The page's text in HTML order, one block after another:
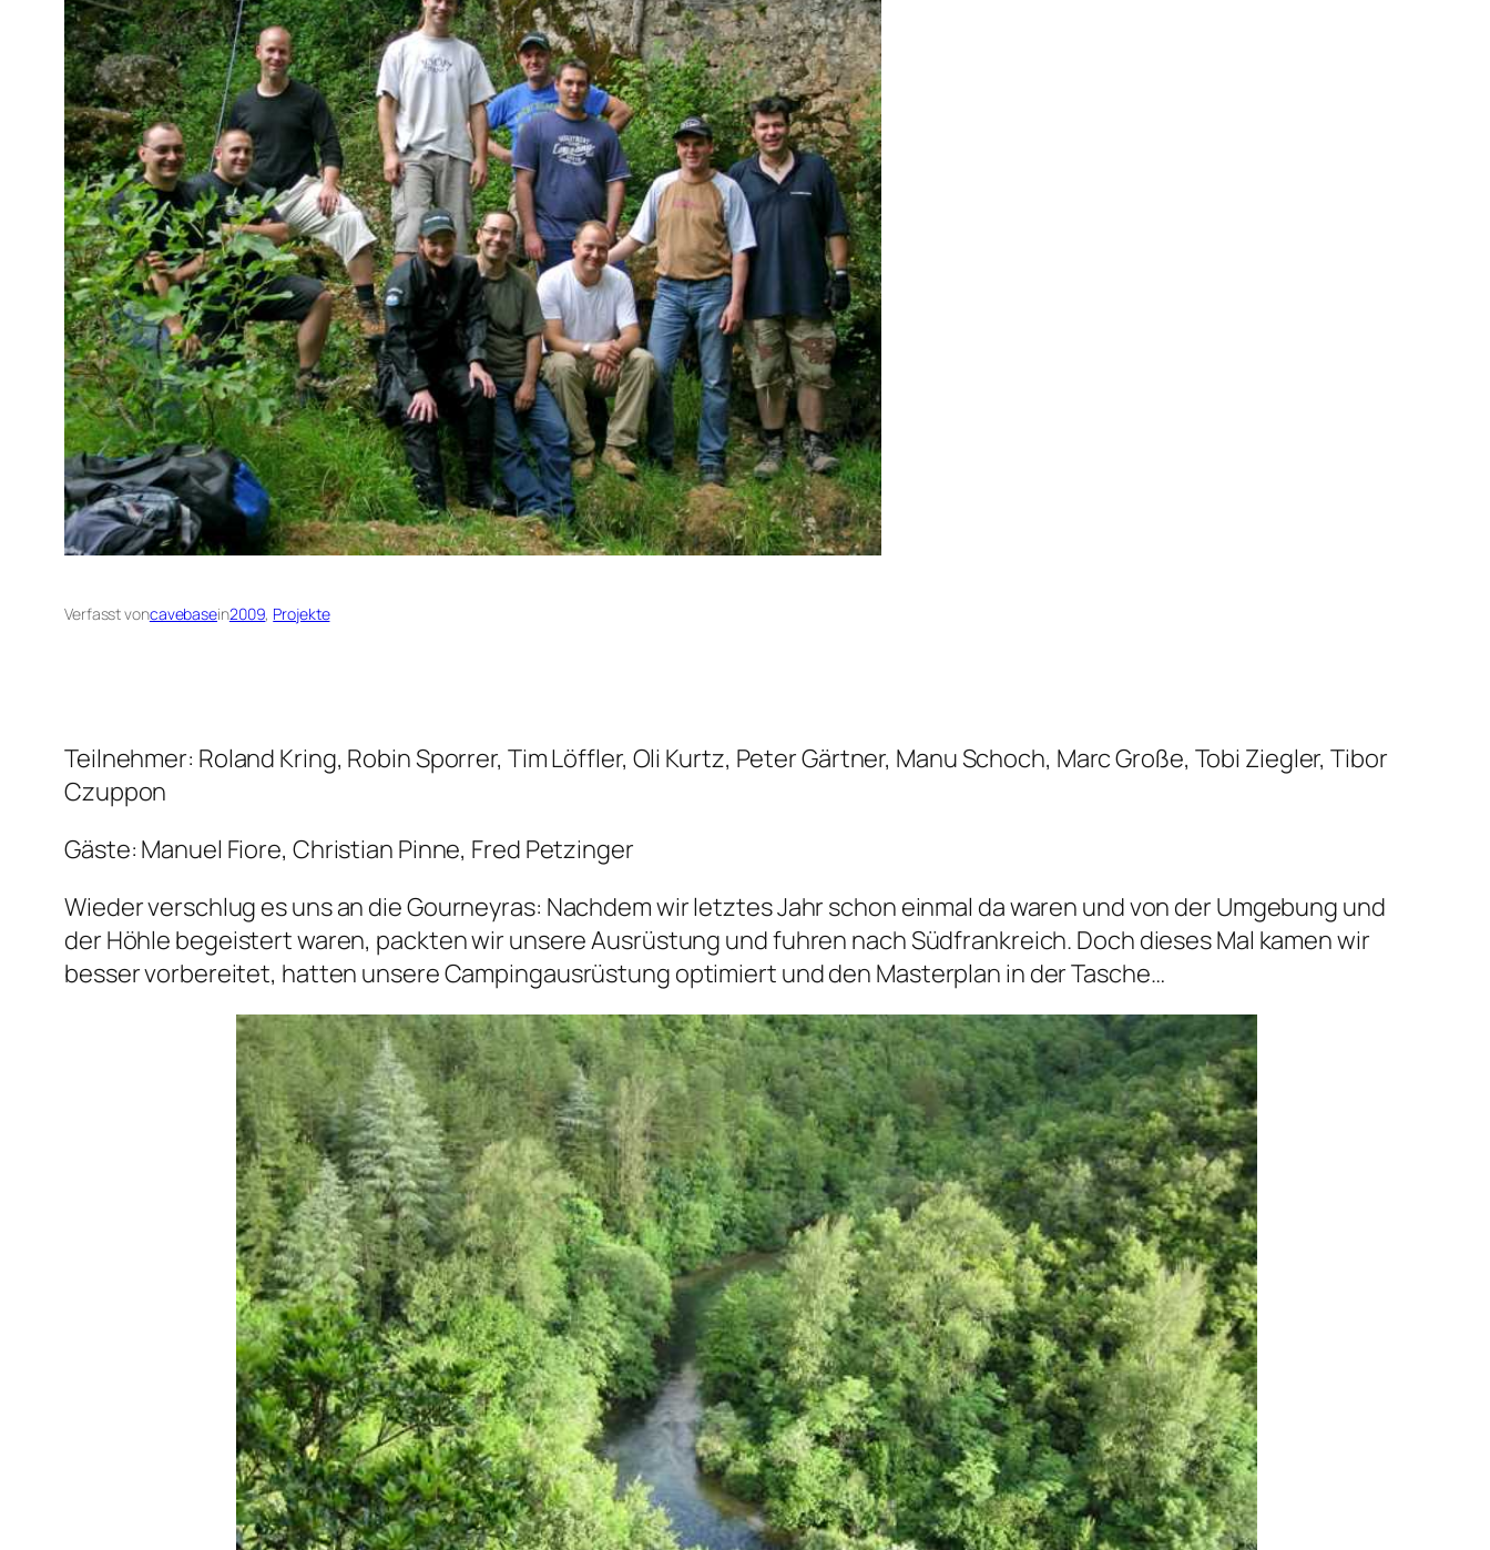
Verfasst voncavebasein2009, Projekte
Teilnehmer: Roland Kring, Robin Sporrer, Tim Löffler, Oli Kurtz, Peter Gärtner, Manu Schoch, Marc Große, Tobi Ziegler, Tibor
Czuppon
Gäste: Manuel Fiore, Christian Pinne, Fred Petzinger
Wieder verschlug es uns an die Gourneyras: Nachdem wir letztes Jahr schon einmal da waren und von der Umgebung und
der Höhle begeistert waren, packten wir unsere Ausrüstung und fuhren nach Südfrankreich. Doch dieses Mal kamen wir
besser vorbereitet, hatten unsere Campingausrüstung optimiert und den Masterplan in der Tasche…